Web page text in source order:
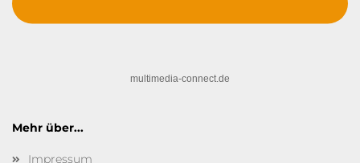
multimedia-connect.de
Mehr über...
Impressum